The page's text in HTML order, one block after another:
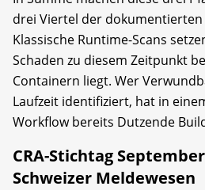
drei Viertel der dokumentierten
Klassische Runtime-Scans
Schaden zu diesem Zeitpunkt
Containern liegt. Wer
Laufzeit identifiziert, hat in
Workflow bereits Dutzende
CRA-Stichtag
Schweizer Meldewesen